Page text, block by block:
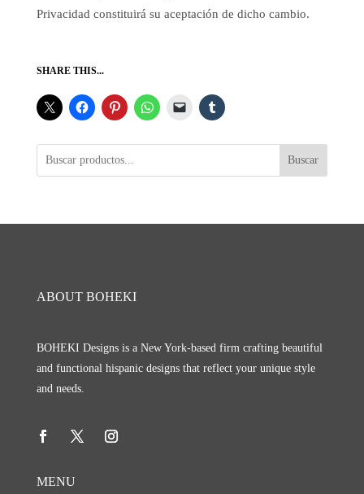
Privacidad constituirá su aceptación de dicho cambio.
SHARE THIS...
Buscar
ABOUT BOHEKI
BOHEKI Designs is a New York-based firm crafting beautiful
and functional hispanic designs that reflect your unique style
and needs.
MENU